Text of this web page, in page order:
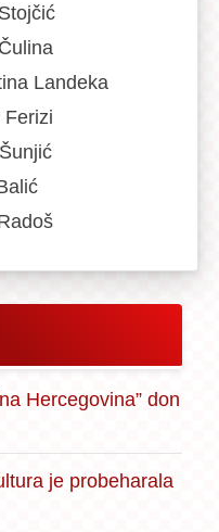
Landeka
Ferizi
Hercegovina” don
je probeharala